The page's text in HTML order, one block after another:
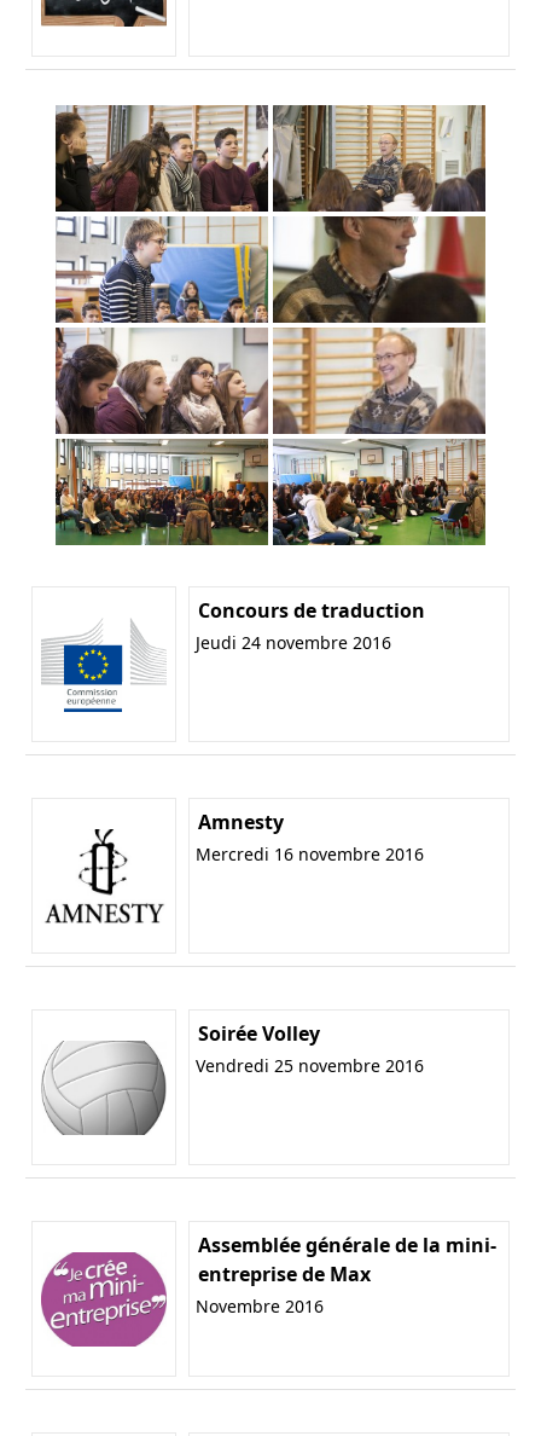
Concours de traduction
Jeudi 24 novembre 2016
Amnesty
Mercredi 16 novembre 2016
Soirée Volley
Vendredi 25 novembre 2016
Assemblée générale de la mini-
entreprise de Max
Novembre 2016